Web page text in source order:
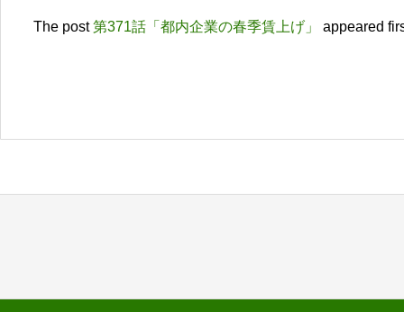
The post第371話「都内企業の春季賃上げ」 appeared